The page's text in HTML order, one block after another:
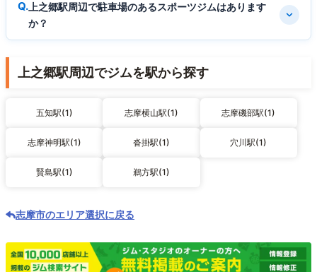
上之郷駅周辺で駐車場のあるスポーツジムはあります
か？
上之郷駅周辺でジムを駅から探す
五知駅(1) 志摩横山駅(1) 志摩磯部駅(1)
志摩神明駅(1) 沓掛駅(1) 穴川駅(1)
賢島駅(1) 鵜方駅(1)
志摩市のエリア選択に戻る